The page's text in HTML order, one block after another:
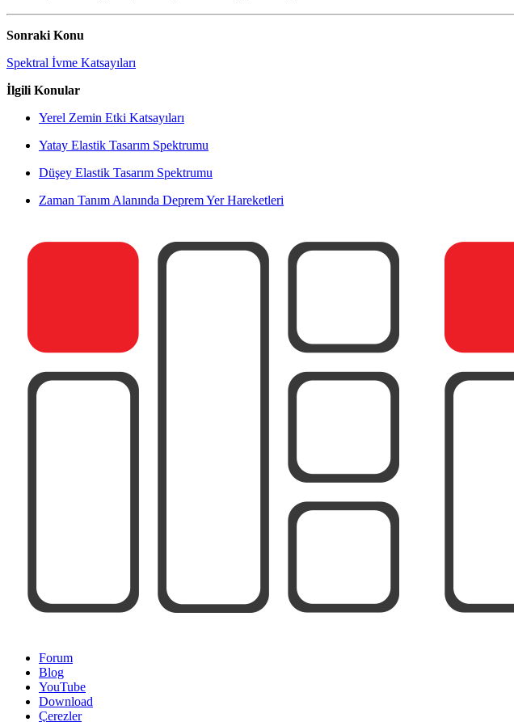
Sonraki Konu
Spektral İvme Katsayıları
İlgili Konular
Yerel Zemin Etki Katsayıları
Yatay Elastik Tasarım Spektrumu
Düşey Elastik Tasarım Spektrumu
Zaman Tanım Alanında Deprem Yer Hareketleri
Forum
Blog
YouTube
Download
Çerezler